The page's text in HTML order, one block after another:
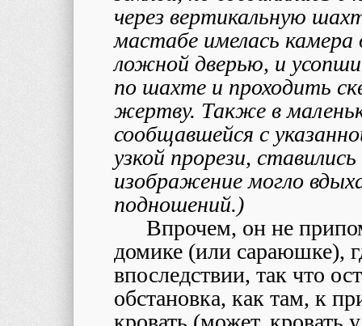
через вертикальную
мастабе имелась
ложной дверью, и
по шахте и проходить
жертву. Также в
сообщавшейся с
узкой прорези,
изображение могло
подношений.)
Впрочем, он не
домике (или сараюшке),
впоследствии, так что
обстановка, как там, к